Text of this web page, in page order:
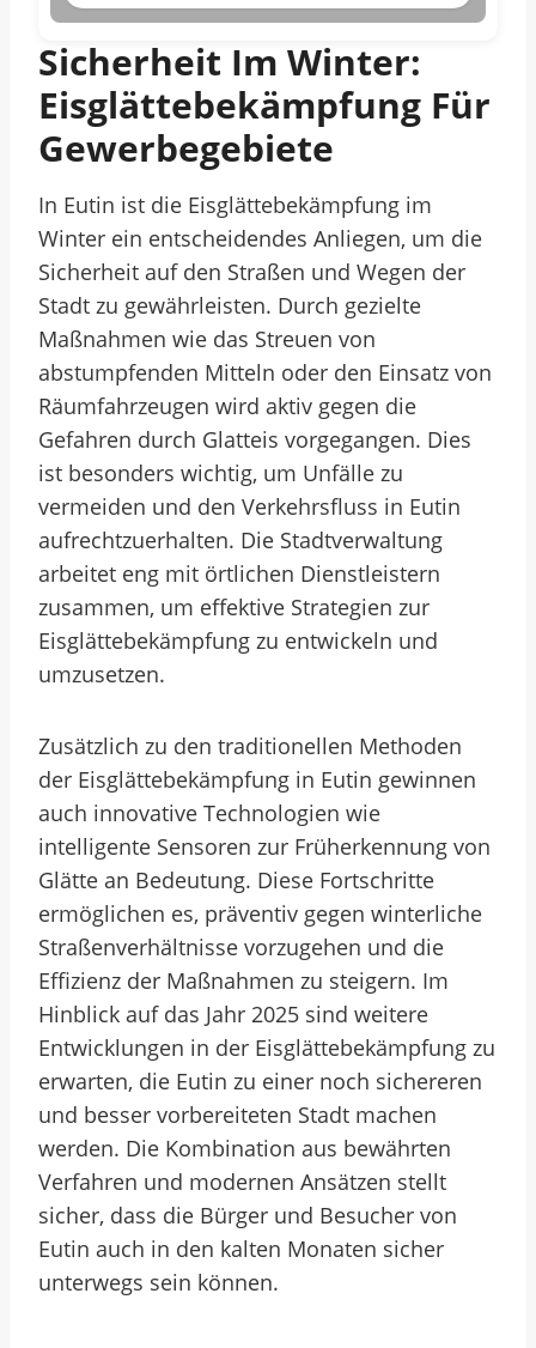
Sicherheit Im Winter:
Eisglättebekämpfung Für
Gewerbegebiete
In Eutin ist die Eisglättebekämpfung im
Winter ein entscheidendes Anliegen, um die
Sicherheit auf den Straßen und Wegen der
Stadt zu gewährleisten. Durch gezielte
Maßnahmen wie das Streuen von
abstumpfenden Mitteln oder den Einsatz von
Räumfahrzeugen wird aktiv gegen die
Gefahren durch Glatteis vorgegangen. Dies
ist besonders wichtig, um Unfälle zu
vermeiden und den Verkehrsfluss in Eutin
aufrechtzuerhalten. Die Stadtverwaltung
arbeitet eng mit örtlichen Dienstleistern
zusammen, um effektive Strategien zur
Eisglättebekämpfung zu entwickeln und
umzusetzen.
Zusätzlich zu den traditionellen Methoden
der Eisglättebekämpfung in Eutin gewinnen
auch innovative Technologien wie
intelligente Sensoren zur Früherkennung von
Glätte an Bedeutung. Diese Fortschritte
ermöglichen es, präventiv gegen winterliche
Straßenverhältnisse vorzugehen und die
Effizienz der Maßnahmen zu steigern. Im
Hinblick auf das Jahr 2025 sind weitere
Entwicklungen in der Eisglättebekämpfung zu
erwarten, die Eutin zu einer noch sichereren
und besser vorbereiteten Stadt machen
werden. Die Kombination aus bewährten
Verfahren und modernen Ansätzen stellt
sicher, dass die Bürger und Besucher von
Eutin auch in den kalten Monaten sicher
unterwegs sein können.